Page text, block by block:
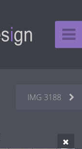
IMG 3188